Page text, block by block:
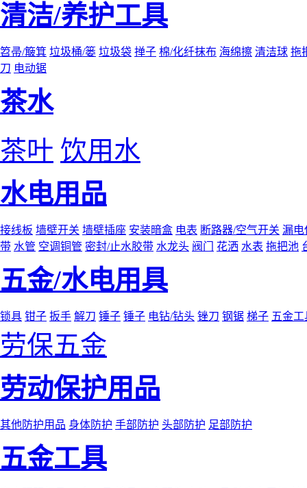
清洁/养护工具
笤帚/簸箕 垃圾桶/篓 垃圾袋 掸子 棉/化纤抹布 海绵擦 清洁球 拖
刀 电动锯
茶水
茶叶 饮用水
水电用品
接线板 墙壁开关 墙壁插座 安装暗盒 电表 断路器/空气开关 漏电
带 水管 空调铜管 密封/止水胶带 水龙头 阀门 花洒 水表 拖把池
五金/水电用具
锁具 钳子 扳手 解刀 锤子 锤子 电钻/钻头 锉刀 钢锯 梯子 五金
劳保五金
劳动保护用品
其他防护用品 身体防护 手部防护 头部防护 足部防护
五金工具